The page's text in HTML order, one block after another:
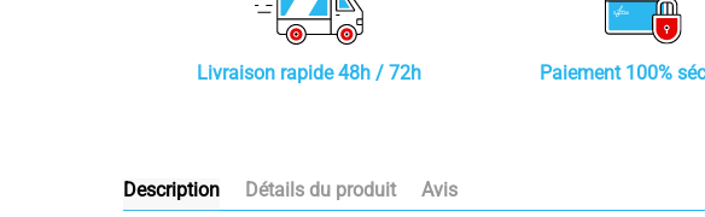
Livraison rapide 48h / 72h Paiement 100%
Description Détails du produit Avis